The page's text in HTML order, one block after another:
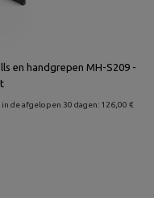
en handgrepen MH-S209 -
de afgelopen 30 dagen: 126,00 €